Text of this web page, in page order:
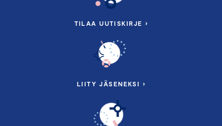
TILAA UUTISKIRJE ›
LIITY JÄSENEKSI ›